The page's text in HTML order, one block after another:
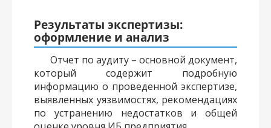
Результаты экспертизы:
оформление и анализ
Отчет по аудиту – основной документ,
который содержит подробную
информацию о проведенной экспертизе,
выявленных уязвимостях, рекомендациях
по устранению недостатков и общей